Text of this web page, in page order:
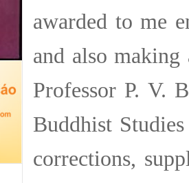
awarded to me
and also
Professor P. V.
Buddhist
corrections,